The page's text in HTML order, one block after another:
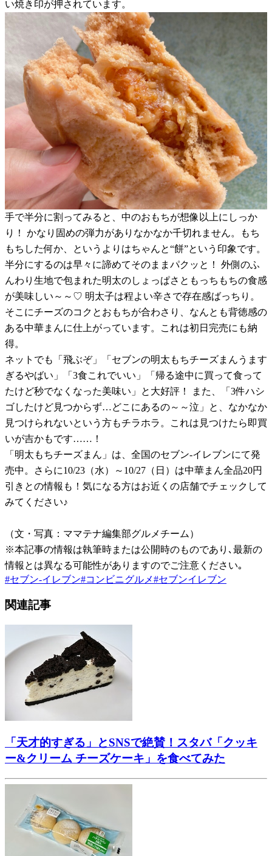
い焼き印が押されています。
手で半分に割ってみると、中のおもちが想像以上にしっか
り！ かなり固めの弾力がありなかなか千切れません。もち
もちした何か、というよりはちゃんと“餅”という印象です。
半分にするのは早々に諦めてそのままパクッと！ 外側のふ
んわり生地で包まれた明太のしょっぱさともっちもちの食感
が美味しい～～♡ 明太子は程よい辛さで存在感ばっちり。
そこにチーズのコクとおもちが合わさり、なんとも背徳感の
ある中華まんに仕上がっています。これは初日完売にも納
得。
ネットでも「飛ぶぞ」「セブンの明太もちチーズまんうます
ぎるやばい」「3食これでいい」「帰る途中に買って食って
たけど秒でなくなった美味い」と大好評！ また、「3件ハシ
ゴしたけど見つからず…どこにあるの～～泣」と、なかなか
見つけられないという方もチラホラ。これは見つけたら即買
いが吉かもです……！
「明太もちチーズまん」は、全国のセブン-イレブンにて発
売中。さらに10/23（水）～10/27（日）は中華まん全品20円
引きとの情報も！気になる方はお近くの店舗でチェックして
みてください♪
（文・写真：ママテナ編集部グルメチーム）
※本記事の情報は執筆時または公開時のものであり､最新の
情報とは異なる可能性がありますのでご注意ください｡
#セブン-イレブン#コンビニグルメ#セブンイレブン
関連記事
「天才的すぎる」とSNSで絶賛！スタバ「クッキ
ー&クリーム チーズケーキ」を食べてみた